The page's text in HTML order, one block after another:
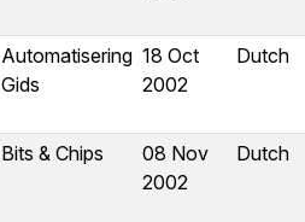
Automatisering
Gids
18 Oct
2002
Dutch
Bits & Chips
08 Nov
2002
Dutch